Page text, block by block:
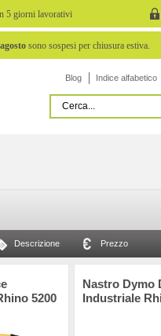
5 giorni lavorativi
sono sospesi per chiusura estiva.
Blog Indice alfabetico
Descrizione Prezzo
5200
Nastro Dymo
Industriale